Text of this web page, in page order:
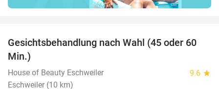
51%
Gesichtsbehandlung nach Wahl (45 oder 60
Min.)
House of Beauty Eschweiler 9.6 star
Eschweiler (10 km)